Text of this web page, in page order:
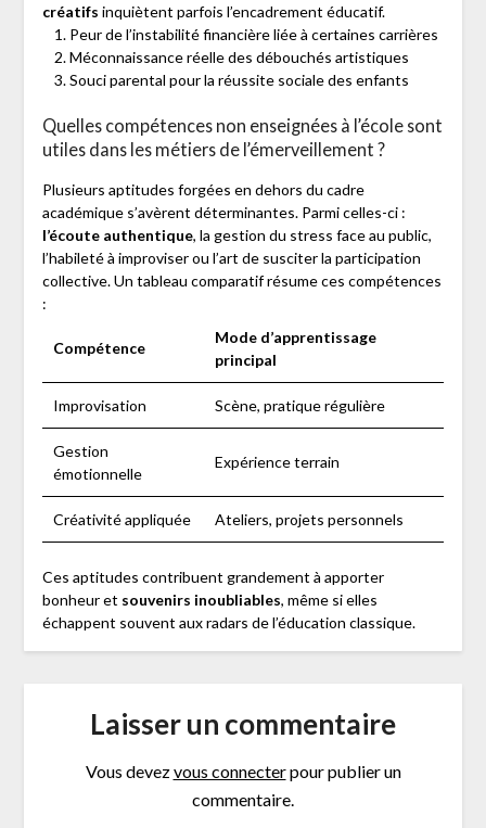
créatifs inquiètent parfois l’encadrement éducatif.
Peur de l’instabilité financière liée à certaines carrières
Méconnaissance réelle des débouchés artistiques
Souci parental pour la réussite sociale des enfants
Quelles compétences non enseignées à l’école sont
utiles dans les métiers de l’émerveillement ?
Plusieurs aptitudes forgées en dehors du cadre
académique s’avèrent déterminantes. Parmi celles-ci :
l’écoute authentique, la gestion du stress face au public,
l’habileté à improviser ou l’art de susciter la participation
collective. Un tableau comparatif résume ces compétences
:
Compétence
Mode d’apprentissage
principal
Improvisation Scène, pratique régulière
Gestion
émotionnelle
Expérience terrain
Créativité appliquée Ateliers, projets personnels
Ces aptitudes contribuent grandement à apporter
bonheur et souvenirs inoubliables, même si elles
échappent souvent aux radars de l’éducation classique.
Laisser un commentaire
Vous devezvous connecterpour publier un
commentaire.